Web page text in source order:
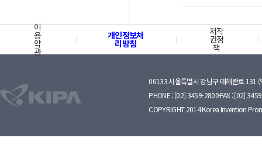
이
용
약
관
개인정보처
리방침
저작
권정
책
06133 서울특별시 강남구 테헤란로 131 (
PHONE : [02] 3459-2800·FAX : [02]
COPYRIGHT 2014 Korea Invention